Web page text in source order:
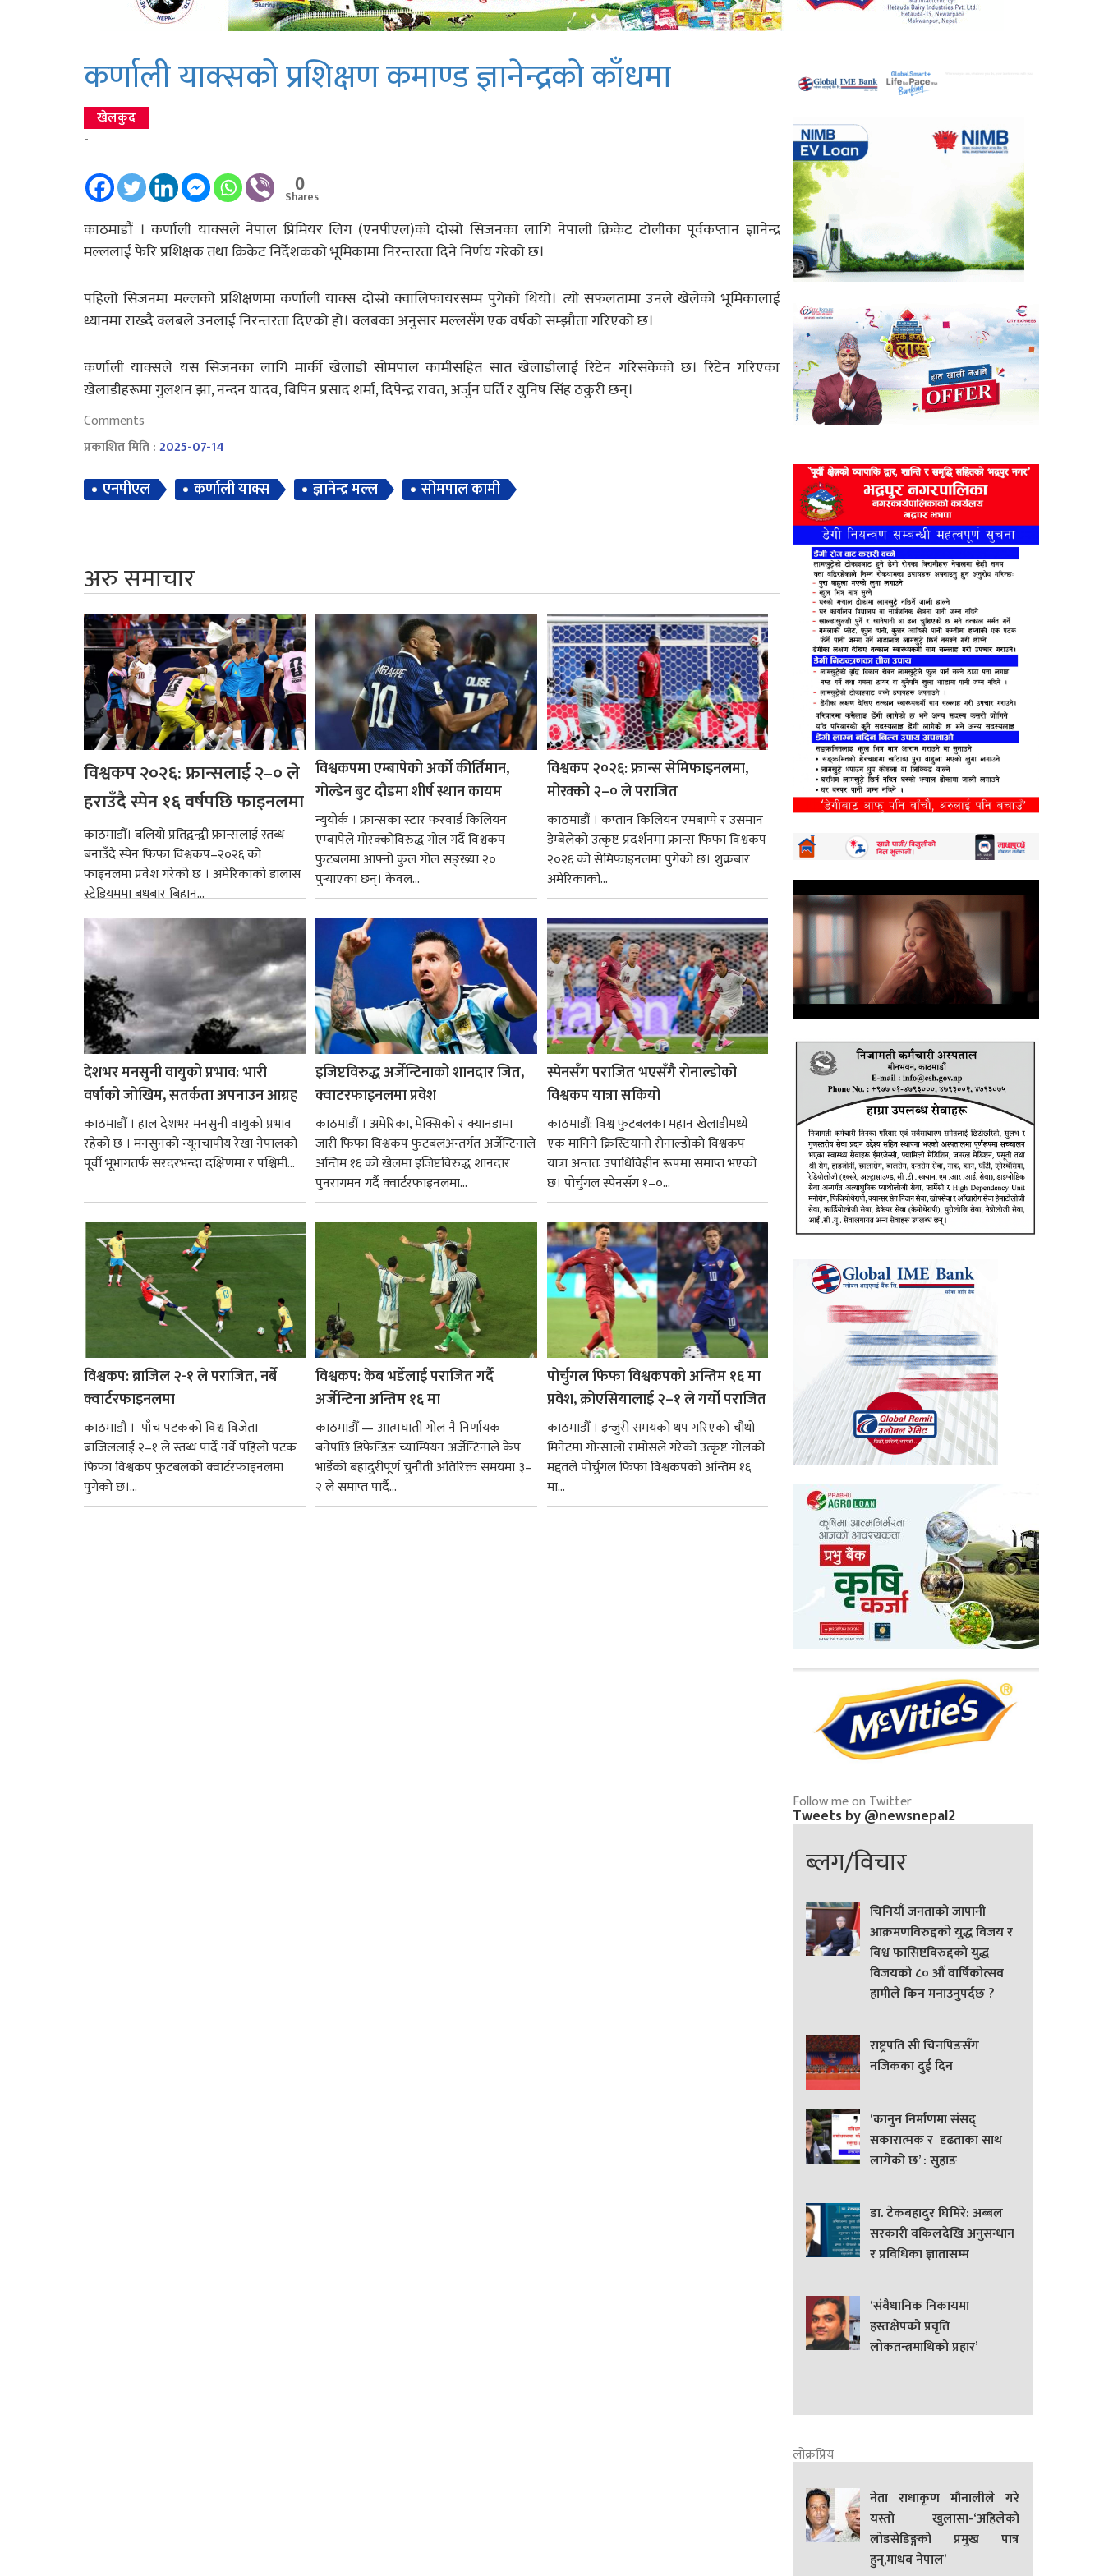
कर्णाली याक्सको प्रशिक्षण कमाण्ड ज्ञानेन्द्रको काँधमा
खेलकुद
-
0
Shares
काठमाडौं । कर्णाली याक्सले नेपाल प्रिमियर लिग (एनपीएल)को दोस्रो सिजनका लागि नेपाली क्रिकेट टोलीका पूर्वकप्तान ज्ञानेन्द्र
मल्ललाई फेरि प्रशिक्षक तथा क्रिकेट निर्देशकको भूमिकामा निरन्तरता दिने निर्णय गरेको छ।
पहिलो सिजनमा मल्लको प्रशिक्षणमा कर्णाली याक्स दोस्रो क्वालिफायरसम्म पुगेको थियो। त्यो सफलतामा उनले खेलेको भूमिकालाई
ध्यानमा राख्दै क्लबले उनलाई निरन्तरता दिएको हो। क्लबका अनुसार मल्लसँग एक वर्षको सम्झौता गरिएको छ।
कर्णाली याक्सले यस सिजनका लागि मार्की खेलाडी सोमपाल कामीसहित सात खेलाडीलाई रिटेन गरिसकेको छ। रिटेन गरिएका
खेलाडीहरूमा गुलशन झा, नन्दन यादव, बिपिन प्रसाद शर्मा, दिपेन्द्र रावत, अर्जुन घर्ति र युनिष सिंह ठकुरी छन्।
Comments
प्रकाशित मिति :2025-07-14
एनपीएल कर्णाली याक्स ज्ञानेन्द्र मल्ल सोमपाल कामी
अरु समाचार
विश्वकप २०२६: फ्रान्सलाई २–० ले
हराउँदै स्पेन १६ वर्षपछि फाइनलमा
काठमाडौँ। बलियो प्रतिद्वन्द्वी फ्रान्सलाई स्तब्ध
बनाउँदै स्पेन फिफा विश्वकप–२०२६ को
फाइनलमा प्रवेश गरेको छ । अमेरिकाको डालास
स्टेडियममा बुधबार बिहान...
विश्वकपमा एम्बापेको अर्को कीर्तिमान,
गोल्डेन बुट दौडमा शीर्ष स्थान कायम
न्युयोर्क । फ्रान्सका स्टार फरवार्ड किलियन
एम्बापेले मोरक्कोविरुद्ध गोल गर्दै विश्वकप
फुटबलमा आफ्नो कुल गोल सङ्ख्या २०
पुर्‍याएका छन्। केवल...
विश्वकप २०२६: फ्रान्स सेमिफाइनलमा,
मोरक्को २–० ले पराजित
काठमाडौं । कप्तान किलियन एमबाप्पे र उसमान
डेम्बेलेको उत्कृष्ट प्रदर्शनमा फ्रान्स फिफा विश्वकप
२०२६ को सेमिफाइनलमा पुगेको छ। शुक्रबार
अमेरिकाको...
देशभर मनसुनी वायुको प्रभाव: भारी
वर्षाको जोखिम, सतर्कता अपनाउन आग्रह
काठमाडौँ । हाल देशभर मनसुनी वायुको प्रभाव
रहेको छ । मनसुनको न्यूनचापीय रेखा नेपालको
पूर्वी भूभागतर्फ सरदरभन्दा दक्षिणमा र पश्चिमी...
इजिप्टविरुद्ध अर्जेन्टिनाको शानदार जित,
क्वाटरफाइनलमा प्रवेश
काठमाडौं । अमेरिका, मेक्सिको र क्यानडामा
जारी फिफा विश्वकप फुटबलअन्तर्गत अर्जेन्टिनाले
अन्तिम १६ को खेलमा इजिप्टविरुद्ध शानदार
पुनरागमन गर्दै क्वार्टरफाइनलमा...
स्पेनसँग पराजित भएसँगै रोनाल्डोको
विश्वकप यात्रा सकियो
काठमाडौं: विश्व फुटबलका महान खेलाडीमध्ये
एक मानिने क्रिस्टियानो रोनाल्डोको विश्वकप
यात्रा अन्ततः उपाधिविहीन रूपमा समाप्त भएको
छ। पोर्चुगल स्पेनसँग १–०...
विश्वकप: ब्राजिल २-१ ले पराजित, नर्बे
क्वार्टरफाइनलमा
काठमाडौं । पाँच पटकको विश्व विजेता
ब्राजिललाई २–१ ले स्तब्ध पार्दै नर्वे पहिलो पटक
फिफा विश्वकप फुटबलको क्वार्टरफाइनलमा
पुगेको छ।...
विश्वकप: केब भर्डेलाई पराजित गर्दै
अर्जेन्टिना अन्तिम १६ मा
काठमाडौँ — आत्मघाती गोल नै निर्णायक
बनेपछि डिफेन्डिङ च्याम्पियन अर्जेन्टिनाले केप
भार्डेको बहादुरीपूर्ण चुनौती अतिरिक्त समयमा ३–
२ ले समाप्त पार्दै...
पोर्चुगल फिफा विश्वकपको अन्तिम १६ मा
प्रवेश, क्रोएसियालाई २–१ ले गर्यो पराजित
काठमाडौँ । इन्जुरी समयको थप गरिएको चौथो
मिनेटमा गोन्सालो रामोसले गरेको उत्कृष्ट गोलको
मद्दतले पोर्चुगल फिफा विश्वकपको अन्तिम १६
मा...
Follow me on Twitter
Tweets by @newsnepal2
ब्लग/विचार
चिनियाँ जनताको जापानी
आक्रमणविरुद्दको युद्ध विजय र
विश्व फासिष्टविरुद्दको युद्ध
विजयको ८० औं वार्षिकोत्सव
हामीले किन मनाउनुपर्दछ ?
राष्ट्रपति सी चिनपिङसँग
नजिकका दुई दिन
‘कानुन निर्माणमा संसद्
सकारात्मक र दृढताका साथ
लागेको छ’ : सुहाङ
डा. टेकबहादुर घिमिरे: अब्बल
सरकारी वकिलदेखि अनुसन्धान
र प्रविधिका ज्ञातासम्म
‘संवैधानिक निकायमा
हस्तक्षेपको प्रवृति
लोकतन्त्रमाथिको प्रहार’
लोक्रप्रिय
नेता राधाकृण मौनालीले गरे
यस्तो खुलासा-‘अहिलेको
लोडसेडिङ्गको प्रमुख पात्र
हुन्,माधव नेपाल’